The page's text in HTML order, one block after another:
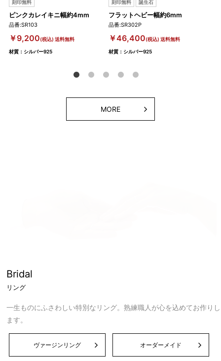
刻印無料
ピンクカレイキニ幅約4mm
品番:SR103
￥9,200(税込) 送料無料
材質：シルバー925
刻印無料 誕生石
フラットヘビー幅約6mm
品番:SR302P
￥46,400(税込) 送料無料
材質：シルバー925
MORE
Bridal
リング
一生ものにふさわしい特別なリング。熟練職人が心を込めてお作りし
ます。
ヴァージンリング オーダーメイド